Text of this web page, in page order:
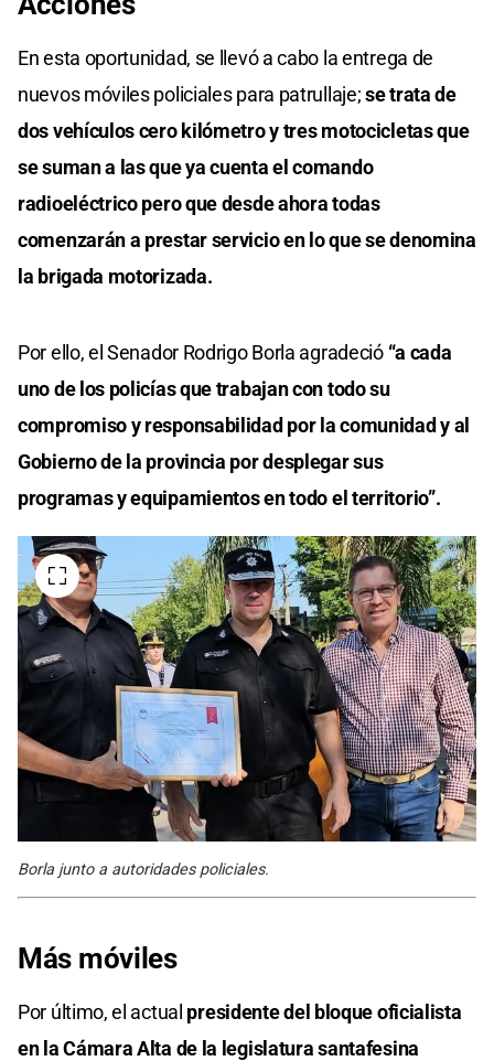
En esta oportunidad, se llevó a cabo la entrega de
nuevos móviles policiales para patrullaje;se trata de
dos vehículos cero kilómetro y tres motocicletas que
se suman a las que ya cuenta el comando
radioeléctrico pero que desde ahora todas
comenzarán a prestar servicio en lo que se denomina
la brigada motorizada.
Por ello, el Senador Rodrigo Borla agradeció“a cada
uno de los policías que trabajan con todo su
compromiso y responsabilidad por la comunidad y al
Gobierno de la provincia por desplegar sus
programas y equipamientos en todo el territorio”.
Borla junto a autoridades policiales.
Más móviles
Por último, el actual presidente del bloque oficialista
en la Cámara Alta de la legislatura santafesina